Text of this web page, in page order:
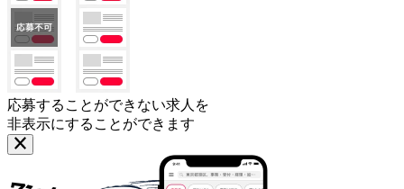
応募することができない求人を
非表示にすることができます